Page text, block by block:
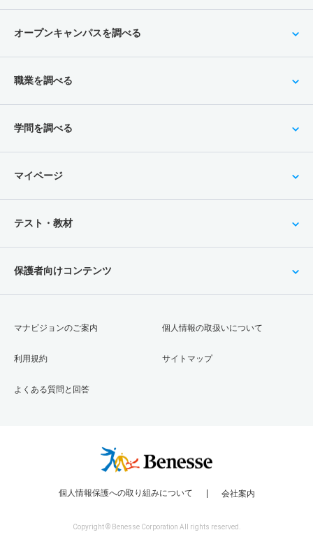
オープンキャンパスを調べる
職業を調べる
学問を調べる
マイページ
テスト・教材
保護者向けコンテンツ
マナビジョンのご案内
利用規約
よくある質問と回答
個人情報の取扱いについて
サイトマップ
個人情報保護への取り組みについて 会社案内
Copyright © Benesse Corporation All rights reserved.